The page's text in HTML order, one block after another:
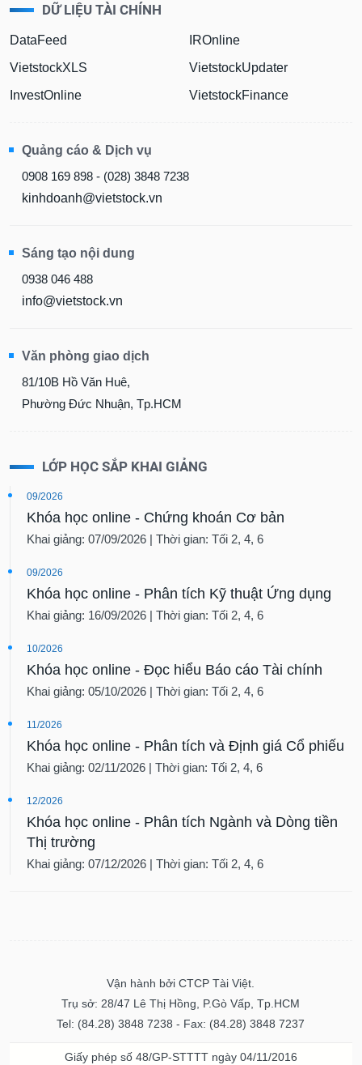
DỮ LIỆU TÀI CHÍNH
DataFeed
VietstockXLS
InvestOnline
IROnline
VietstockUpdater
VietstockFinance
Quảng cáo & Dịch vụ
0908 169 898 - (028) 3848 7238
kinhdoanh@vietstock.vn
Sáng tạo nội dung
0938 046 488
info@vietstock.vn
Văn phòng giao dịch
81/10B Hồ Văn Huê,
Phường Đức Nhuận, Tp.HCM
LỚP HỌC SẮP KHAI GIẢNG
09/2026
Khóa học online - Chứng khoán Cơ bản
Khai giảng: 07/09/2026 | Thời gian: Tối 2, 4, 6
09/2026
Khóa học online - Phân tích Kỹ thuật Ứng dụng
Khai giảng: 16/09/2026 | Thời gian: Tối 2, 4, 6
10/2026
Khóa học online - Đọc hiểu Báo cáo Tài chính
Khai giảng: 05/10/2026 | Thời gian: Tối 2, 4, 6
11/2026
Khóa học online - Phân tích và Định giá Cổ phiếu
Khai giảng: 02/11/2026 | Thời gian: Tối 2, 4, 6
12/2026
Khóa học online - Phân tích Ngành và Dòng tiền
Thị trường
Khai giảng: 07/12/2026 | Thời gian: Tối 2, 4, 6
Vận hành bởi CTCP Tài Việt.
Trụ sở: 28/47 Lê Thị Hồng, P.Gò Vấp, Tp.HCM
Tel: (84.28) 3848 7238 - Fax: (84.28) 3848 7237
Giấy phép số 48/GP-STTTT ngày 04/11/2016